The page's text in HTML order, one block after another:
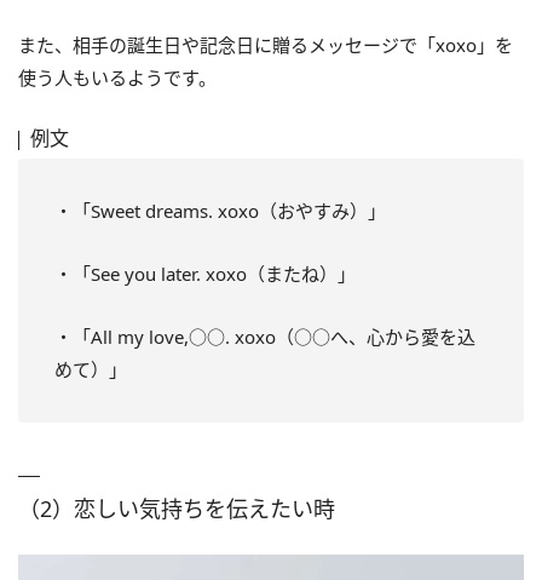
また、相手の誕生日や記念日に贈るメッセージで「xoxo」を
使う人もいるようです。
例文
・「Sweet dreams. xoxo（おやすみ）」
・「See you later. xoxo（またね）」
・「All my love,○○. xoxo（○○へ、心から愛を込
めて）」
（2）恋しい気持ちを伝えたい時